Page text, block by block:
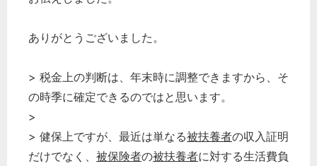
ありがとうございました。
> 税金上の判断は、年末時に調整できますから、そ
の時季に確定できるのではと思います。
>
> 健保上ですが、最近は単なる被扶養者の収入証明
だけでなく、 被保険者の被扶養者に対する生活費負